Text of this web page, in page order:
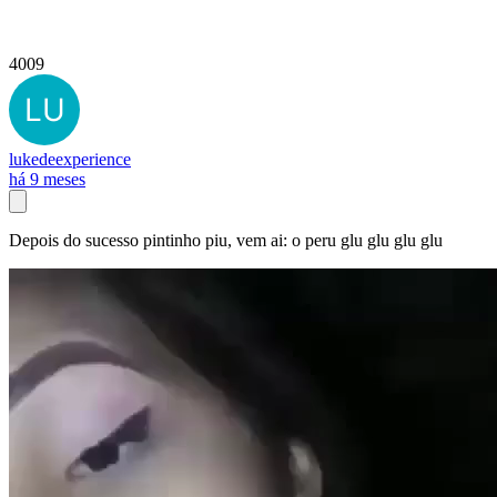
4009
lukedeexperience
há 9 meses
Depois do sucesso pintinho piu, vem ai: o peru glu glu glu glu